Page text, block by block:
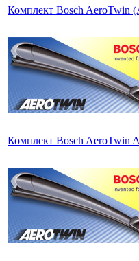
Комплект Bosch AeroTwin
Комплект Bosch AeroTwin